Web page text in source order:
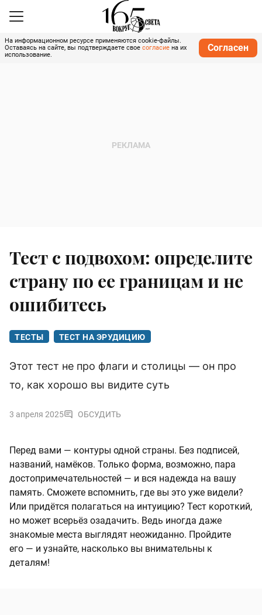
На информационном ресурсе применяются cookie-файлы.
Оставаясь на сайте, вы подтверждаете свое согласие на их
использование.
Согласен
Тест с подвохом: определите
страну по ее границам и не
ошибитесь
ТЕСТЫ ТЕСТ НА ЭРУДИЦИЮ
Этот тест не про флаги и столицы — он про
то, как хорошо вы видите суть
3 апреля 2025 ОБСУДИТЬ
Перед вами — контуры одной страны. Без подписей,
названий, намёков. Только форма, возможно, пара
достопримечательностей — и вся надежда на вашу
память. Сможете вспомнить, где вы это уже видели?
Или придётся полагаться на интуицию? Тест короткий,
но может всерьёз озадачить. Ведь иногда даже
знакомые места выглядят неожиданно. Пройдите
его — и узнайте, насколько вы внимательны к
деталям!